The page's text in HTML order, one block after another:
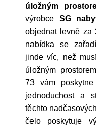
úložným
výrobce SG
objednat levně za
nabídka se
jinde víc, než
úložným
73 vám
jednoduchost a
těchto
čelo poskytuje